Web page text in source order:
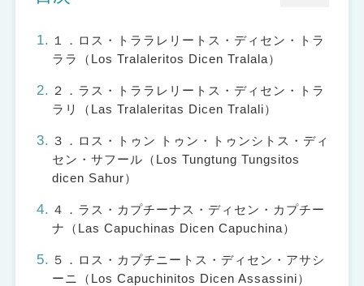
１．ロス・トララレリートス・ディセン・トラ
ララ（Los Tralaleritos Dicen Tralala）
２．ラス・トララレリートス・ディセン・トラ
ラリ（Las Tralaleritas Dicen Tralali）
３．ロス・トゥン トゥン・トゥンシトス・ディ
セン・サフール（Los Tungtung Tungsitos
dicen Sahur）
４．ラス・カプチーナス・ディセン・カプチー
ナ（Las Capuchinas Dicen Capuchina）
５．ロス・カプチニートス・ディセン・アサシ
ーニ（Los Capuchinitos Dicen Assassini）